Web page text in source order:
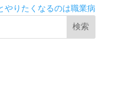
やりたくなるのは職業病
検索